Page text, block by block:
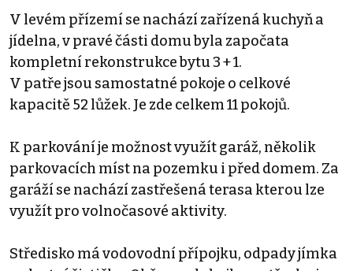
V levém přízemí se nachází zařízená kuchyň a
jídelna, v pravé části domu byla započata
kompletní rekonstrukce bytu 3 + 1.
V patře jsou samostatné pokoje o celkové
kapacitě 52 lůžek. Je zde celkem 11 pokojů.
K parkování je možnost využít garáž, několik
parkovacích míst na pozemku i před domem. Za
garáží se nachází zastřešená terasa kterou lze
využít pro volnočasové aktivity.
Středisko má vodovodní přípojku, odpady jímka